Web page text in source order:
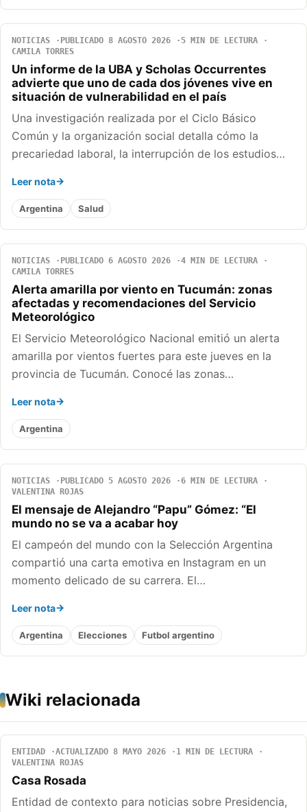
NOTICIAS PUBLICADO 8 AGOSTO 2026
5 MIN DE LECTURA
CAMILA TORRES
Un informe de la UBA y Scholas Occurrentes
advierte que uno de cada dos jóvenes vive en
situación de vulnerabilidad en el país
Una investigación realizada por el Ciclo Básico
Común y la organización social detalla cómo la
precariedad laboral, la interrupción de los estudios…
Leer nota
Argentina Salud
NOTICIAS PUBLICADO 6 AGOSTO 2026
4 MIN DE LECTURA
CAMILA TORRES
Alerta amarilla por viento en Tucumán: zonas
afectadas y recomendaciones del Servicio
Meteorológico
El Servicio Meteorológico Nacional emitió un alerta
amarilla por vientos fuertes para este jueves en la
provincia de Tucumán. Conocé las zonas…
Leer nota
Argentina
NOTICIAS PUBLICADO 5 AGOSTO 2026
6 MIN DE LECTURA
VALENTINA ROJAS
El mensaje de Alejandro “Papu” Gómez: “El
mundo no se va a acabar hoy
El campeón del mundo con la Selección Argentina
compartió una carta emotiva en Instagram en un
momento delicado de su carrera. El…
Leer nota
Argentina Elecciones Futbol argentino
Wiki relacionada
ENTIDAD ACTUALIZADO 8 MAYO 2026
1 MIN DE LECTURA
VALENTINA ROJAS
Casa Rosada
Entidad de contexto para noticias sobre Presidencia,